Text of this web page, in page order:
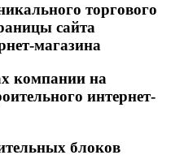
торгового
сайта
магазина
компании на
интернет-
блоков